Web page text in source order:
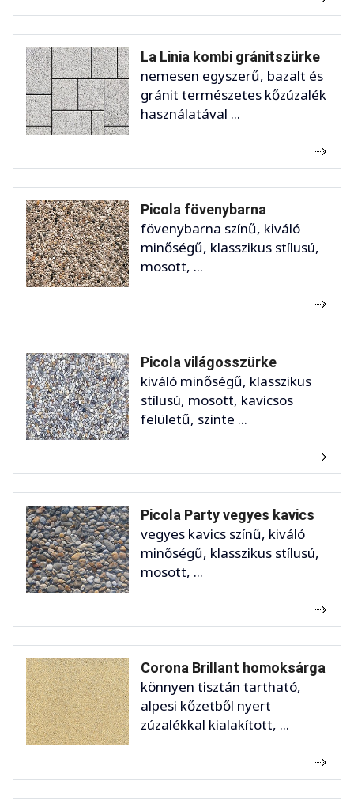
La Linia kombi gránitszürke
nemesen egyszerű, bazalt és
gránit természetes kőzúzalék
használatával ...
Picola fövenybarna
fövenybarna színű, kiváló
minőségű, klasszikus stílusú,
mosott, ...
Picola világosszürke
kiváló minőségű, klasszikus
stílusú, mosott, kavicsos
felületű, szinte ...
Picola Party vegyes kavics
vegyes kavics színű, kiváló
minőségű, klasszikus stílusú,
mosott, ...
Corona Brillant homoksárga
könnyen tisztán tartható,
alpesi kőzetből nyert
zúzalékkal kialakított, ...